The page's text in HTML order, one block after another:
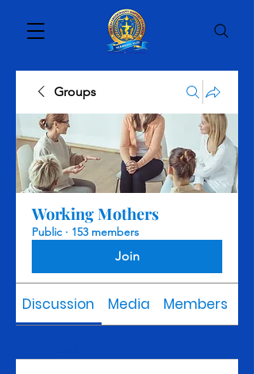
Groups
Working Mothers
Public · 153 members
Join
Discussion Media Members